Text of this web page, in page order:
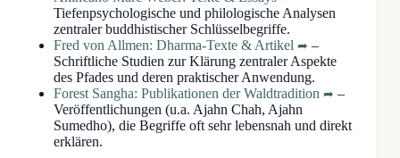
Tiefenpsychologische und philologische Analysen
zentraler buddhistischer Schlüsselbegriffe.
Fred von Allmen: Dharma-Texte & Artikel
–
Schriftliche Studien zur Klärung zentraler Aspekte
des Pfades und deren praktischer Anwendung.
Forest Sangha: Publikationen der Waldtradition
–
Veröffentlichungen (u.a. Ajahn Chah, Ajahn
Sumedho), die Begriffe oft sehr lebensnah und direkt
erklären.